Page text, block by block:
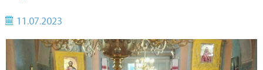
11.07.2023